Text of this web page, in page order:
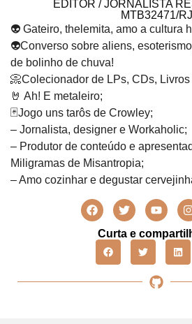
EDITOR / JORNALISTA
MTB32471/RJ
👽 Gateiro, thelemita, amo a cultura
👽Converso sobre aliens,
de bolinho de chuva!
📀Colecionador de LPs, CDs, Livros
🤘 Ah! E metaleiro;
🃏Jogo uns tarôs de Crowley;
– Jornalista, designer e Workaholic;
– Produtor de conteúdo e
Miligramas de Misantropia;
– Amo cozinhar e degustar
Curta e